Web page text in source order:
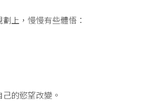
上，慢慢有些體悟：
的慾望改變。